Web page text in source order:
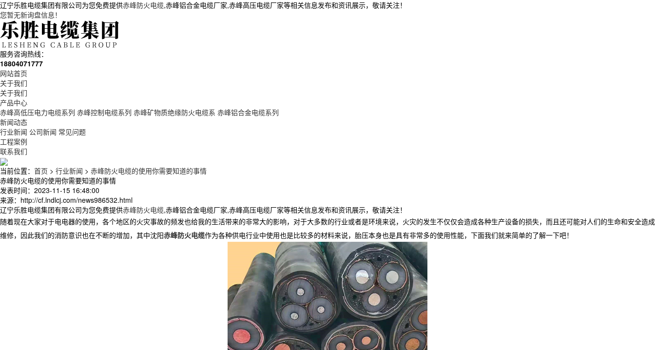
辽宁乐胜电缆集团有限公司为您免费提供赤峰防火电缆,赤峰铝合金电缆厂家,赤峰高压电缆厂家等相关信息发布和资讯展示，敬请关注！
您暂无新询盘信息！
服务咨询热线：
18804071777
网站首页
关于我们
关于我们
产品中心
赤峰高低压电力电缆系列 赤峰控制电缆系列 赤峰矿物质绝缘防火电缆系 赤峰铝合金电缆系列
新闻动态
行业新闻 公司新闻 常见问题
工程案例
联系我们
当前位置： 首页 > 行业新闻 > 赤峰防火电缆的使用你需要知道的事情
赤峰防火电缆的使用你需要知道的事情
发表时间：2023-11-15 16:48:00
来源：http://cf.lndlcj.com/news986532.html
辽宁乐胜电缆集团有限公司为您免费提供赤峰防火电缆,赤峰铝合金电缆厂家,赤峰高压电缆厂家等相关信息发布和资讯展示，敬请关注！
随着现在大家对于电电器的使用，各个地区的火灾事故的频发也给我的生活带来的非常大的影响，对于大多数的行业或者是环境来说，火灾的发生不仅仅会造成各种生产设备的损失，而且还可能对人们的生命和安全造成
维修，因此我们的消防意识也在不断的增加，其中沈阳赤峰防火电缆作为各种供电行业中使用也是比较多的材料来说，胎压本身也是具有非常多的使用性能，下面我们就来简单的了解一下吧！